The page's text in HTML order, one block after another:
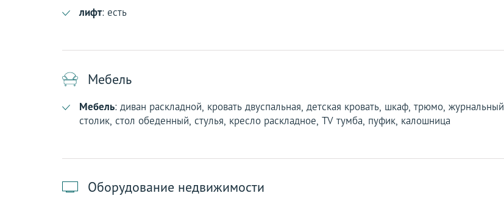
лифт: есть
Мебель
Мебель: диван раскладной, кровать двуспальная, детская кровать, шкаф, трюмо, журнальный
столик, стол обеденный, стулья, кресло раскладное, TV тумба, пуфик, калошница
Оборудование недвижимости